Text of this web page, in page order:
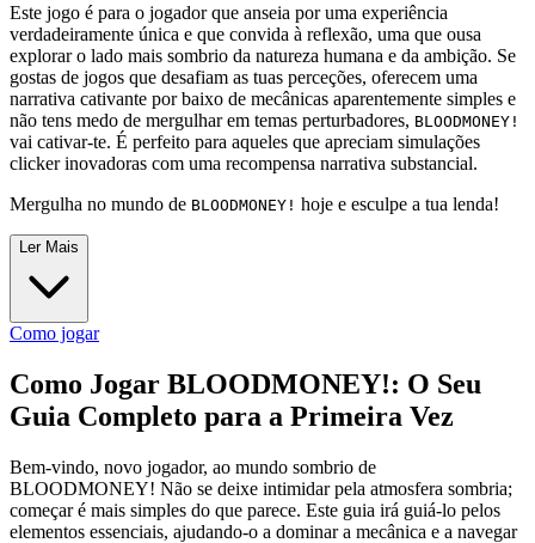
Este jogo é para o jogador que anseia por uma experiência
verdadeiramente única e que convida à reflexão, uma que ousa
explorar o lado mais sombrio da natureza humana e da ambição. Se
gostas de jogos que desafiam as tuas perceções, oferecem uma
narrativa cativante por baixo de mecânicas aparentemente simples e
não tens medo de mergulhar em temas perturbadores, BLOODMONEY!
vai cativar-te. É perfeito para aqueles que apreciam simulações
clicker inovadoras com uma recompensa narrativa substancial.
Mergulha no mundo de BLOODMONEY! hoje e esculpe a tua lenda!
Ler Mais
Como jogar
Como Jogar BLOODMONEY!: O Seu
Guia Completo para a Primeira Vez
Bem-vindo, novo jogador, ao mundo sombrio de
BLOODMONEY! Não se deixe intimidar pela atmosfera sombria;
começar é mais simples do que parece. Este guia irá guiá-lo pelos
elementos essenciais, ajudando-o a dominar a mecânica e a navegar